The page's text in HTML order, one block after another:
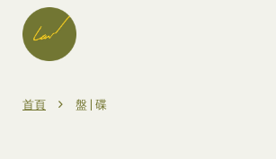
首頁 › 盤 | 碟
您的購物車目前還是